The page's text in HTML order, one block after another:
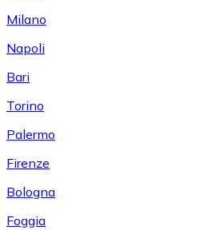
Milano
Napoli
Bari
Torino
Palermo
Firenze
Bologna
Foggia